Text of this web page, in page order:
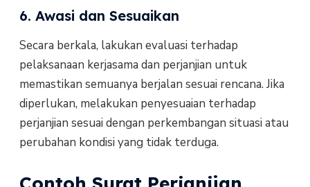
6. Awasi dan Sesuaikan
Secara berkala, lakukan evaluasi terhadap
pelaksanaan kerjasama dan perjanjian untuk
memastikan semuanya berjalan sesuai rencana. Jika
diperlukan, melakukan penyesuaian terhadap
perjanjian sesuai dengan perkembangan situasi atau
perubahan kondisi yang tidak terduga.